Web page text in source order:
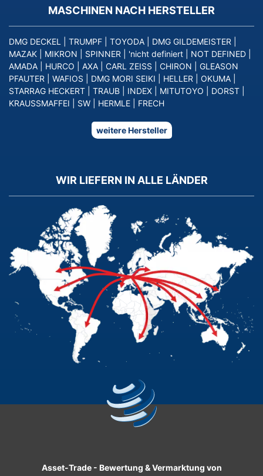
MASCHINEN NACH HERSTELLER
DMG DECKEL TRUMPF TOYODA DMG GILDEMEISTER
MAZAK
MIKRON SPINNER 'nicht definiert NOT DEFINED
AMADA
HURCO AXA CARL ZEISS CHIRON
GLEASON
PFAUTER
WAFIOS DMG MORI SEIKI HELLER OKUMA
STARRAG HECKERT
TRAUB INDEX MITUTOYO DORST
KRAUSSMAFFEI
SW HERMLE FRECH
weitere Hersteller
WIR LIEFERN IN ALLE LÄNDER
Asset-Trade - Bewertung & Vermarktung von